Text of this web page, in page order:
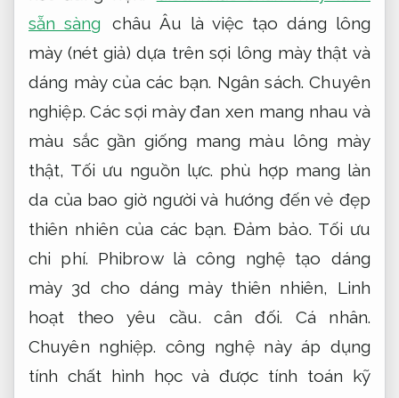
sẵn sàng
châu Âu là việc tạo dáng lông
mày (nét giả) dựa trên sợi lông mày thật và
dáng mày của các bạn. Ngân sách. Chuyên
nghiệp. Các sợi mày đan xen mang nhau và
màu sắc gần giống mang màu lông mày
thật, Tối ưu nguồn lực. phù hợp mang làn
da của bao giờ người và hướng đến vẻ đẹp
thiên nhiên của các bạn.Đảm bảo. Tối ưu
chi phí. Phibrow là công nghệ tạo dáng
mày 3d cho dáng mày thiên nhiên, Linh
hoạt theo yêu cầu. cân đối. Cá nhân.
Chuyên nghiệp. công nghệ này áp dụng
tính chất hình học và được tính toán kỹ